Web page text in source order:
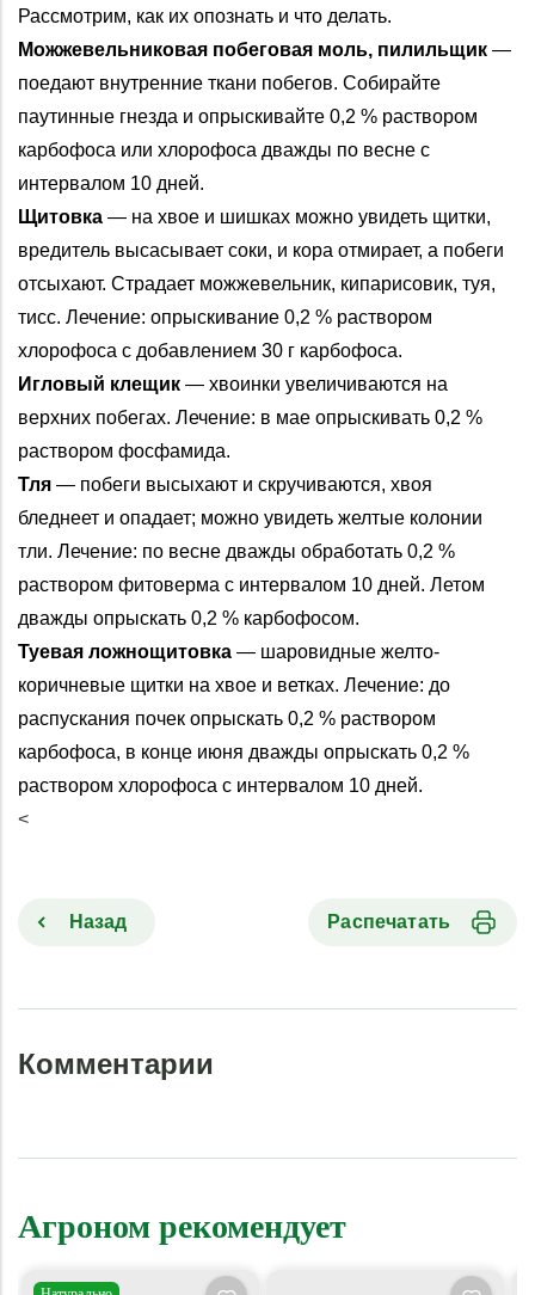
Рассмотрим, как их опознать и что делать.
Можжевельниковая побеговая моль, пилильщик —
поедают внутренние ткани побегов. Собирайте
паутинные гнезда и опрыскивайте 0,2 % раствором
карбофоса или хлорофоса дважды по весне с
интервалом 10 дней.
Щитовка — на хвое и шишках можно увидеть щитки,
вредитель высасывает соки, и кора отмирает, а побеги
отсыхают. Страдает можжевельник, кипарисовик, туя,
тисс. Лечение: опрыскивание 0,2 % раствором
хлорофоса с добавлением 30 г карбофоса.
Игловый клещик — хвоинки увеличиваются на
верхних побегах. Лечение: в мае опрыскивать 0,2 %
раствором фосфамида.
Тля — побеги высыхают и скручиваются, хвоя
бледнеет и опадает; можно увидеть желтые колонии
тли. Лечение: по весне дважды обработать 0,2 %
раствором фитоверма с интервалом 10 дней. Летом
дважды опрыскать 0,2 % карбофосом.
Туевая ложнощитовка — шаровидные желто-
коричневые щитки на хвое и ветках. Лечение: до
распускания почек опрыскать 0,2 % раствором
карбофоса, в конце июня дважды опрыскать 0,2 %
раствором хлорофоса с интервалом 10 дней.
<
Распечатать
Назад
Комментарии
Агроном рекомендует